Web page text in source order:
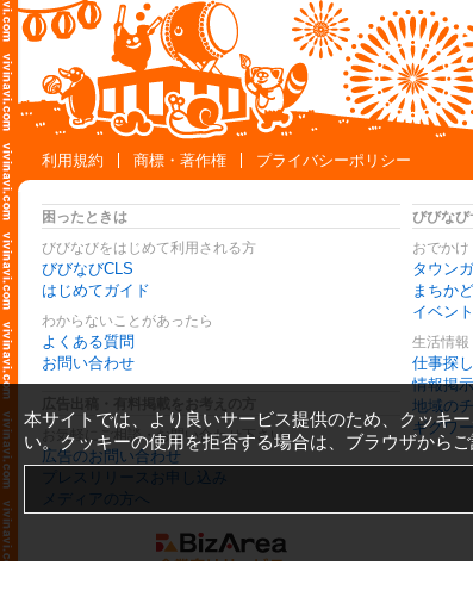
利用規約
商標・著作権 プライバシーポリシー
困ったときは
びびなびをはじめて利用される方
びびなびCLS
はじめてガイド
わからないことがあったら
よくある質問
お問い合わせ
お気軽にご相談・お問い合わせ下さい
広告のお問い合わせ
プレスリリースお申し込み
メディアの方へ
びびなび
おでかけ
タウン
まちか
イベン
生活情報
仕事探し
情報掲
地域の
ギグワ
本サイトでは、より良いサービス提供のため、クッキ
い。クッキーの使用を拒否する場合は、ブラウザからご